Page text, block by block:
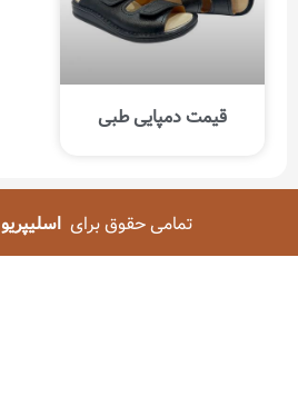
قیمت دمپایی طبی
تمامی حقوق برایاسلیپریو